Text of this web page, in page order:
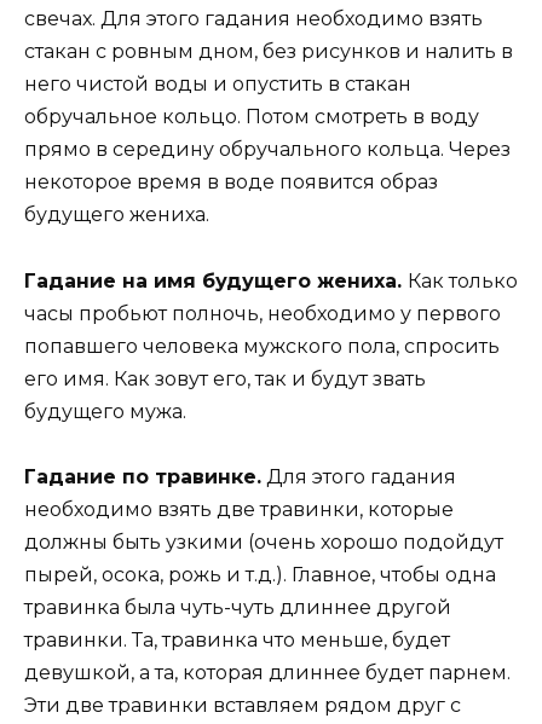
свечах. Для этого гадания необходимо взять
стакан с ровным дном, без рисунков и налить в
него чистой воды и опустить в стакан
обручальное кольцо. Потом смотреть в воду
прямо в середину обручального кольца. Через
некоторое время в воде появится образ
будущего жениха.
Гадание на имя будущего жениха. Как только
часы пробьют полночь, необходимо у первого
попавшего человека мужского пола, спросить
его имя. Как зовут его, так и будут звать
будущего мужа.
Гадание по травинке. Для этого гадания
необходимо взять две травинки, которые
должны быть узкими (очень хорошо подойдут
пырей, осока, рожь и т.д.). Главное, чтобы одна
травинка была чуть-чуть длиннее другой
травинки. Та, травинка что меньше, будет
девушкой, а та, которая длиннее будет парнем.
Эти две травинки вставляем рядом друг с